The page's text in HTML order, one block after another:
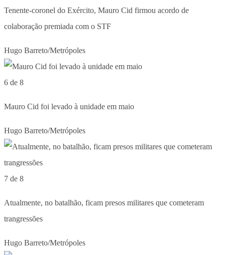
Tenente-coronel do Exército, Mauro Cid firmou acordo de
colaboração premiada com o STF
Hugo Barreto/Metrópoles
6 de 8
Mauro Cid foi levado à unidade em maio
Hugo Barreto/Metrópoles
7 de 8
Atualmente, no batalhão, ficam presos militares que cometeram
trangressões
Hugo Barreto/Metrópoles